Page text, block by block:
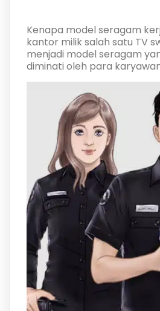
Kenapa model seragam
kantor milik salah satu TV
menjadi model seragam
diminati oleh para